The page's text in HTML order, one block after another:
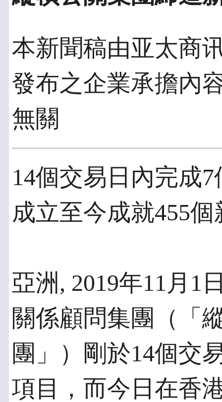
本新聞稿由亚太商
發布之企業承擔內
無關
14個交易日內完成
成立至今成就455
亞洲, 2019年11月1
關係顧問集團（「
團」）剛於14個交
項目，而今日在香